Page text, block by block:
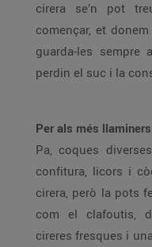
cirera se’n pot
començar, et
guarda-les
perdin el suc i la
Per als més llaminers
Pa, coques
confitura, licors i
cirera, però la pots
com el clafoutis,
cireres fresques i